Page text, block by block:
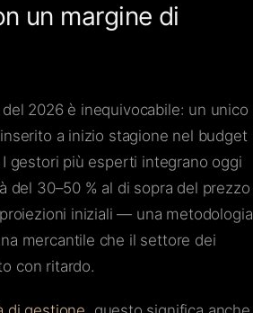
un margine di
2026 è inequivocabile: un unico
a inizio stagione nel budget
gestori più esperti integrano oggi
del 30–50 % al di sopra del prezzo
iniziali — una metodologia
mercantile che il settore dei
con ritardo.